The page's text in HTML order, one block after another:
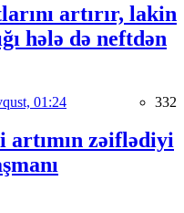
artırır, lakin
hələ də neftdən
01:24 332
artımın zəiflədiyi